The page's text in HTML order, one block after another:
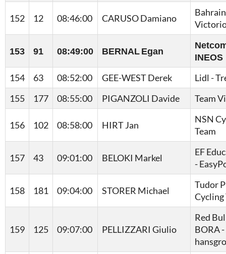
152 12 08:46:00 CARUSO Damiano
153 91 08:49:00 BERNAL Egan
INEOS
154
63 08:52:00 GEE-WEST Derek
Lidl -
155
177 08:55:00 PIGANZOLI Davide Team
156 102 08:58:00 HIRT Jan
NSN
Team
157 43 09:01:00 BELOKI Markel
EF
-
158 181 09:04:00 STORER Michael
Tudor
Cycling
159 125 09:07:00 PELLIZZARI Giulio
Red
BORA -